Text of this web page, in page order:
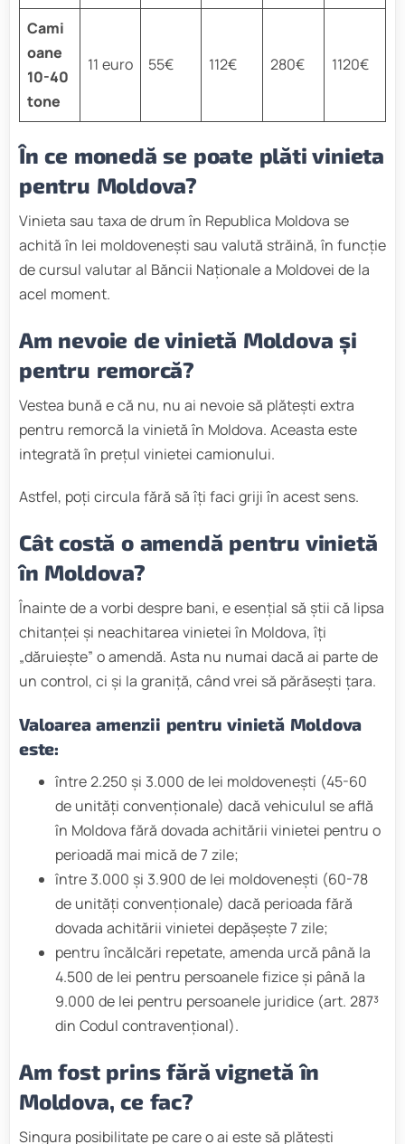
Cami
oane
10-40
tone
11 euro 55€ 112€ 280€ 1120€
În ce monedă se poate plăti vinieta
pentru Moldova?
Vinieta sau taxa de drum în Republica Moldova se
achită în lei moldovenești sau valută străină, în funcție
de cursul valutar al Băncii Naționale a Moldovei de la
acel moment.
Am nevoie de vinietă Moldova și
pentru remorcă?
Vestea bună e că nu, nu ai nevoie să plătești extra
pentru remorcă la vinietă în Moldova. Aceasta este
integrată în prețul vinietei camionului.
Astfel, poți circula fără să îți faci griji în acest sens.
Cât costă o amendă pentru vinietă
în Moldova?
Înainte de a vorbi despre bani, e esențial să știi că lipsa
chitanței și neachitarea vinietei în Moldova, îți
„dăruiește” o amendă. Asta nu numai dacă ai parte de
un control, ci și la graniță, când vrei să părăsești țara.
Valoarea amenzii pentru vinietă Moldova
este:
între 2.250 și 3.000 de lei moldovenești (45-60
de unități convenționale) dacă vehiculul se află
în Moldova fără dovada achitării vinietei pentru o
perioadă mai mică de 7 zile;
între 3.000 și 3.900 de lei moldovenești (60-78
de unități convenționale) dacă perioada fără
dovada achitării vinietei depășește 7 zile;
pentru încălcări repetate, amenda urcă până la
4.500 de lei pentru persoanele fizice și până la
9.000 de lei pentru persoanele juridice (art. 287³
din Codul contravențional).
Am fost prins fără vignetă în
Moldova, ce fac?
Singura posibilitate pe care o ai este să plătești